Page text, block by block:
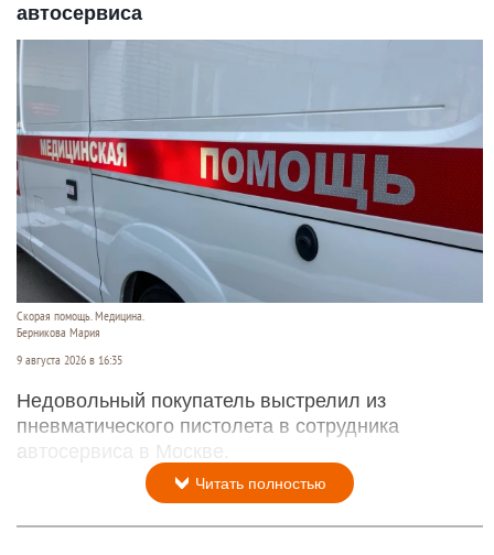
автосервиса
Скорая помощь. Медицина.
Берникова Мария
9 августа 2026 в 16:35
Недовольный покупатель выстрелил из
пневматического пистолета в сотрудника
автосервиса в Москве.
Читать полностью